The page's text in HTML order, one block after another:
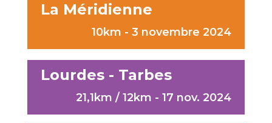
La Méridienne
10km - 3 novembre 2024
Lourdes - Tarbes
21,1km / 12km - 17 nov. 2024